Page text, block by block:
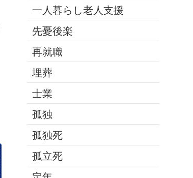
一人暮らし老人支援
先憂後楽
再就職
埋葬
士業
孤独
孤独死
孤立死